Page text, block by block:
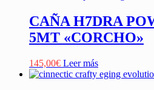
CAÑA H7DRA
5MT «CORCHO»
145,00€ Leer más